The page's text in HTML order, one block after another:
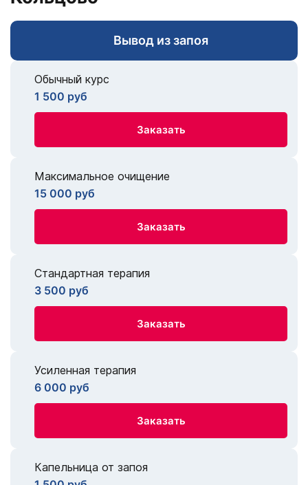
Вывод из запоя
Обычный курс
1 500 руб
Заказать
Максимальное очищение
15 000 руб
Заказать
Стандартная терапия
3 500 руб
Заказать
Усиленная терапия
6 000 руб
Заказать
Капельница от запоя